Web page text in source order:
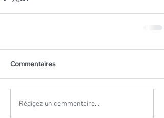
Commentaires
Rédigez un commentaire...